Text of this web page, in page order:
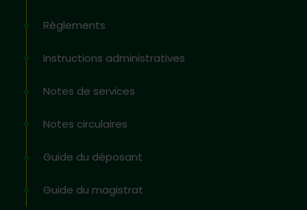
Règlements
Instructions administratives
Notes de services
Notes circulaires
Guide du déposant
Guide du magistrat